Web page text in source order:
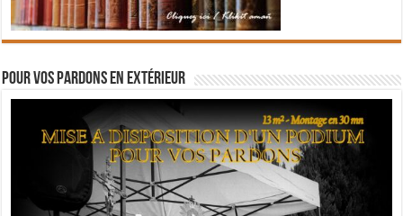
Pour vos pardons en extérieur